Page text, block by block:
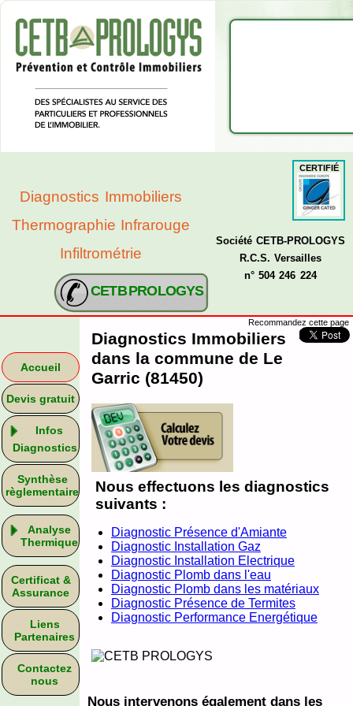
Diagnostics Immobiliers
Thermographie Infrarouge
Infiltrométrie
CERTIFIÉ
Société CETB-PROLOGYS
R.C.S. Versailles
n° 504 246 224
CETB PROLOGYS
Accueil
Devis gratuit
Infos
Diagnostics
Synthèse
règlementaire
Analyse
Thermique
Certificat &
Assurance
Liens
Partenaires
Contactez
nous
Recommandez cette page
Diagnostics Immobiliers
dans la commune de Le
Garric (81450)
Nous effectuons les diagnostics
suivants :
Diagnostic Présence d'Amiante
Diagnostic Installation Gaz
Diagnostic Installation Electrique
Diagnostic Plomb dans l'eau
Diagnostic Plomb dans les matériaux
Diagnostic Présence de Termites
Diagnostic Performance Energétique
Nous intervenons également dans les